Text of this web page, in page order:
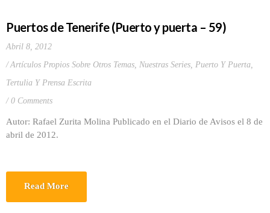
Puertos de Tenerife (Puerto y puerta – 59)
Abril 8, 2012
Artículos Propios Sobre Otros Temas, Nuestras Series, Puerto Y Puerta,
Tertulia Y Prensa Escrita
0 Comments
Autor: Rafael Zurita Molina Publicado en el Diario de Avisos el 8 de
abril de 2012.
Read More